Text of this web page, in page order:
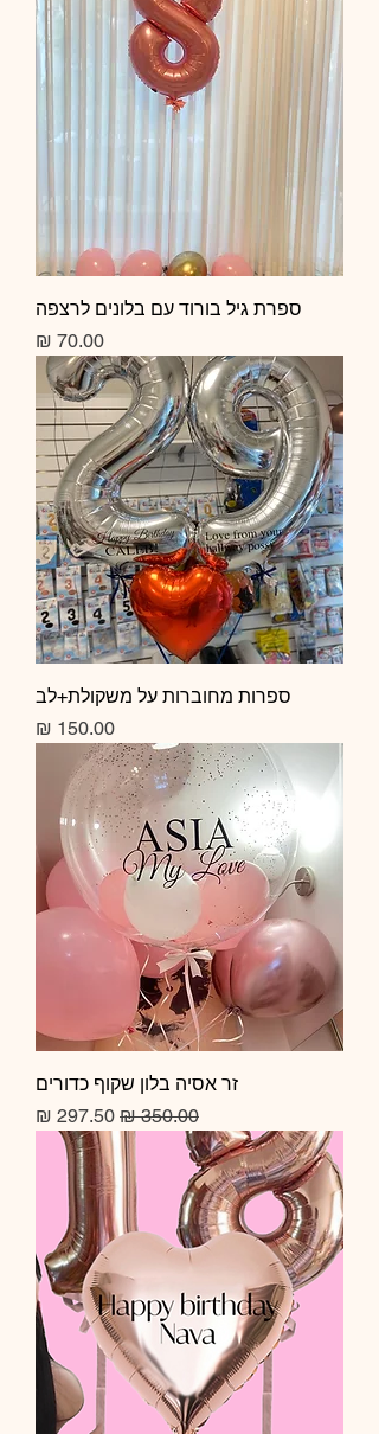
ספרת גיל בורוד עם בלונים לרצפה
מחיר
ספרות מחוברות על משקולת+לב
מחיר
זר אסיה בלון שקוף כדורים
מחיר רגיל מחיר מבצע